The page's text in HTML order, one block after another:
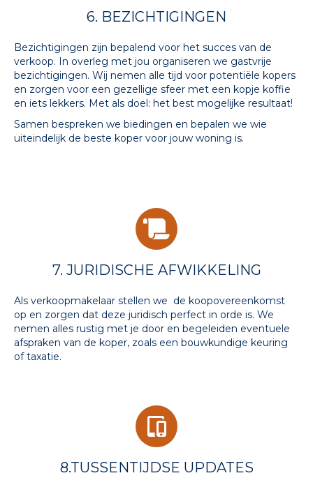
6. BEZICHTIGINGEN
Bezichtigingen zijn bepalend voor het succes van de
verkoop. In overleg met jou organiseren we gastvrije
bezichtigingen. Wij nemen alle tijd voor potentiële kopers
en zorgen voor een gezellige sfeer met een kopje koffie
en iets lekkers. Met als doel: het best mogelijke resultaat!
Samen bespreken we biedingen en bepalen we wie
uiteindelijk de beste koper voor jouw woning is.
7. JURIDISCHE AFWIKKELING
Als verkoopmakelaar stellen we de koopovereenkomst
op en zorgen dat deze juridisch perfect in orde is. We
nemen alles rustig met je door en begeleiden eventuele
afspraken van de koper, zoals een bouwkundige keuring
of taxatie.
8.TUSSENTIJDSE UPDATES